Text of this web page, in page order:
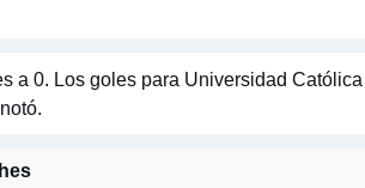
a 0. Los goles para Universidad Católica